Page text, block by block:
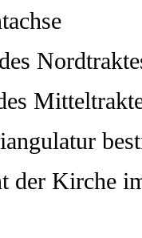
der Kirche